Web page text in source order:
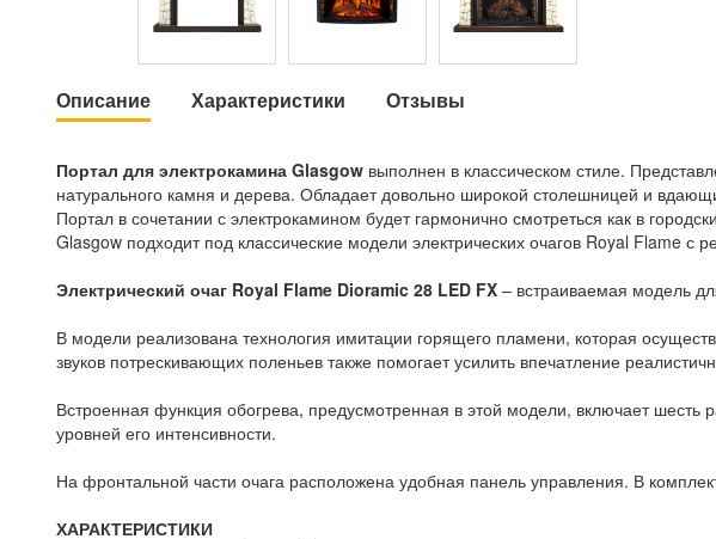
Описание Характеристики Отзывы
Портал для электрокамина Glasgow выполнен в классическом стиле.
натурального камня и дерева. Обладает довольно широкой столешницей и
Портал в сочетании с электрокамином будет гармонично смотреться как в
Glasgow подходит под классические модели электрических очагов Royal Flame с
Электрический очаг Royal Flame Dioramic 28 LED FX – встраиваемая модель
В модели реализована технология имитации горящего пламени, которая
звуков потрескивающих поленьев также помогает усилить впечатление
Встроенная функция обогрева, предусмотренная в этой модели, включает
уровней его интенсивности.
На фронтальной части очага расположена удобная панель управления. В
ХАРАКТЕРИСТИКИ